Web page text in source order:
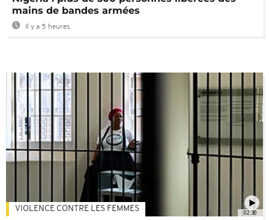
mains de bandes armées
Il y a 5 heures
02:30
VIOLENCE CONTRE LES FEMMES